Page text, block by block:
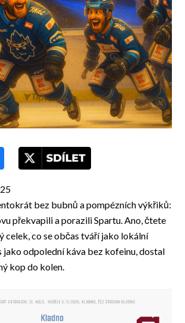
bez bubnů a pompézních výkřiků:
překvapili a porazili Spartu. Ano, čtete
celek, co se občas tváří jako lokální
jako odpolední káva bez kofeinu, dostal
kop do kolen.